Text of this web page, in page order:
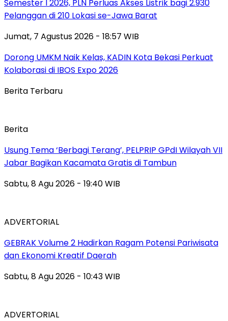
Semester I 2026, PLN Perluas Akses Listrik bagi 2.930
Pelanggan di 210 Lokasi se-Jawa Barat
Jumat, 7 Agustus 2026 - 18:57 WIB
Dorong UMKM Naik Kelas, KADIN Kota Bekasi Perkuat
Kolaborasi di IBOS Expo 2026
Berita Terbaru
Berita
‎Usung Tema ‘Berbagi Terang’, PELPRIP GPdI Wilayah VII
Jabar Bagikan Kacamata Gratis di Tambun
Sabtu, 8 Agu 2026 - 19:40 WIB
ADVERTORIAL
GEBRAK Volume 2 Hadirkan Ragam Potensi Pariwisata
dan Ekonomi Kreatif Daerah
Sabtu, 8 Agu 2026 - 10:43 WIB
ADVERTORIAL